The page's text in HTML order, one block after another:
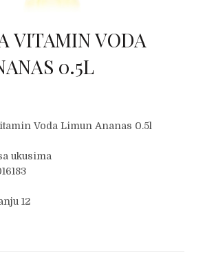
VITAMIN VODA
0.5L
Voda Limun Ananas 0.5l
ukusima
12